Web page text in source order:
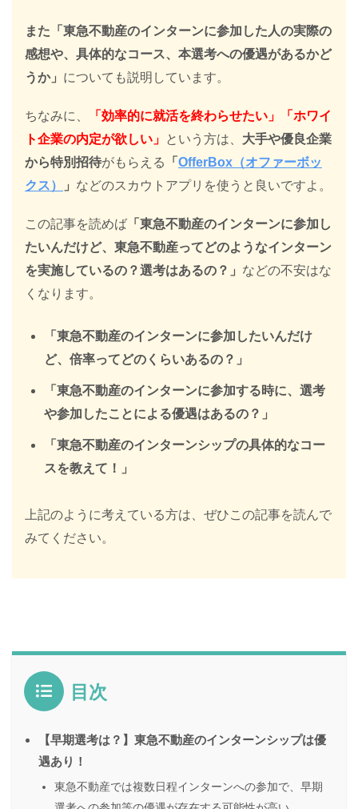
また「東急不動産のインターンに参加した人の実際の
感想や、具体的なコース、本選考への優遇があるかど
うか」 についても説明しています。
ちなみに、
「効率的に就活を終わらせたい」「ホワイ
ト企業の内定が欲しい」 という方は、 大手や優良企業
から特別招待がもらえる 「 OfferBox（オファーボッ
クス）
」 などのスカウトアプリを使うと良いですよ。
この記事を読めば 「東急不動産のインターンに参加し
たいんだけど、東急不動産ってどのようなインターン
を実施しているの？選考はあるの？」 などの不安はな
くなります。
「東急不動産のインターンに参加したいんだけ
ど、倍率ってどのくらいあるの？」
「東急不動産のインターンに参加する時に、選考
や参加したことによる優遇はあるの？」
「東急不動産のインターンシップの具体的なコー
スを教えて！」
上記のように考えている方は、ぜひこの記事を読んで
みてください。
目次
【早期選考は？】東急不動産のインターンシップは優
遇あり！
東急不動産では複数日程インターンへの参加で、早期